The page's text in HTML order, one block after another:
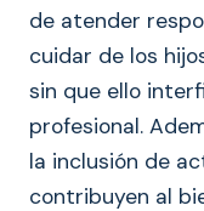
de atender
cuidar de los
sin que ello
profesional.
la inclusión de
contribuyen al